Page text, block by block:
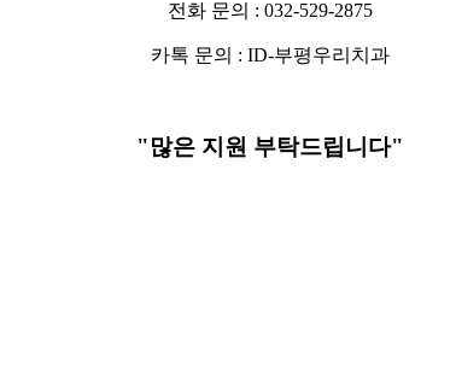
전화 문의 : 032-529-2875
카톡 문의 : ID-부평우리치과
"많은 지원 부탁드립니다"